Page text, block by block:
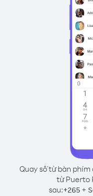
Quay số từ bàn phím
từ Puerto
sau:+265 +